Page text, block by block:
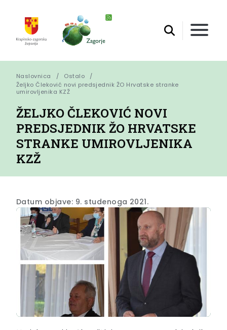
Naslovnica
Ostalo
Željko Čleković novi predsjednik ŽO Hrvatske stranke
umirovljenika KZŽ
ŽELJKO ČLEKOVIĆ NOVI
PREDSJEDNIK ŽO HRVATSKE
STRANKE UMIROVLJENIKA
KZŽ
Datum objave: 9. studenoga 2021.